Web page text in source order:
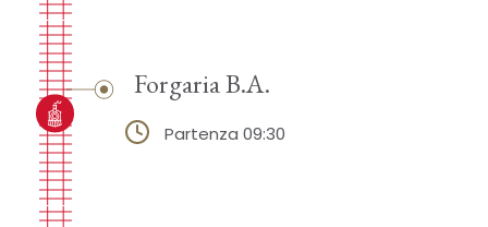
Forgaria B.A.
Partenza 09:30